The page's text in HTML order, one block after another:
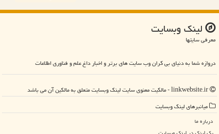
لینك وبسایت
معرفی سایتها
دروازه شما به دنیای بی کران وب سایت های برتر و اخبار داغ علم و فناوری اطلاعات
میانبرهای لینك وبسایت
درباره ما